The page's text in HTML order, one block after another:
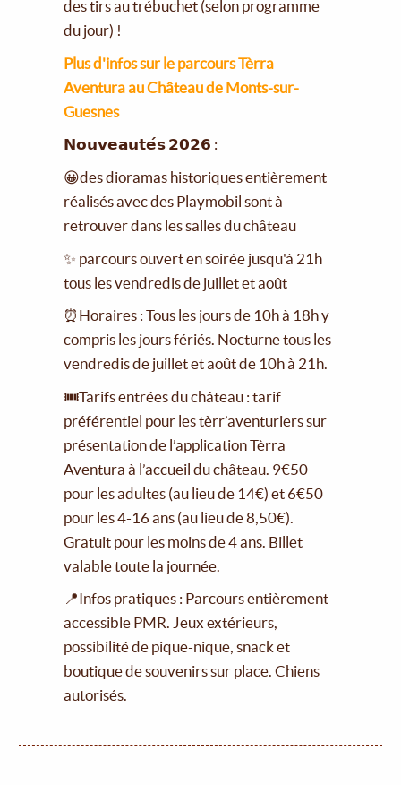
des tirs au trébuchet (selon programme
du jour) !
Plus d'infos sur le parcours Tèrra
Aventura au Château de Monts-sur-
Guesnes
𝗡𝗼𝘂𝘃𝗲𝗮𝘂𝘁𝗲́𝘀 𝟮𝟬𝟮𝟲 :
😀des dioramas historiques entièrement
réalisés avec des Playmobil sont à
retrouver dans les salles du château
✨ parcours ouvert en soirée jusqu'à 21h
tous les vendredis de juillet et août
⏰Horaires : Tous les jours de 10h à 18h y
compris les jours fériés. Nocturne tous les
vendredis de juillet et août de 10h à 21h.
🎟Tarifs entrées du château : tarif
préférentiel pour les tèrr’aventuriers sur
présentation de l’application Tèrra
Aventura à l’accueil du château. 9€50
pour les adultes (au lieu de 14€) et 6€50
pour les 4-16 ans (au lieu de 8,50€).
Gratuit pour les moins de 4 ans. Billet
valable toute la journée.
📍Infos pratiques : Parcours entièrement
accessible PMR. Jeux extérieurs,
possibilité de pique-nique, snack et
boutique de souvenirs sur place. Chiens
autorisés.